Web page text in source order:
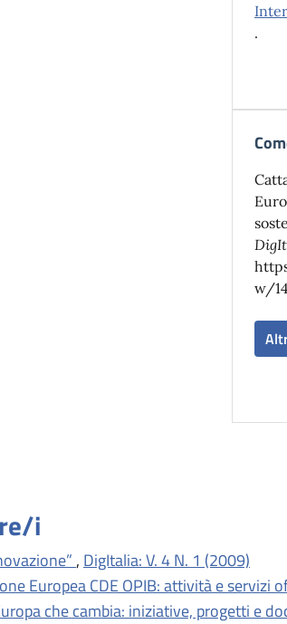
.
w/
i
, DigItalia: V. 4 N. 1 (2009)
Europea CDE OPIB: attività e servizi
che cambia: iniziative, progetti e